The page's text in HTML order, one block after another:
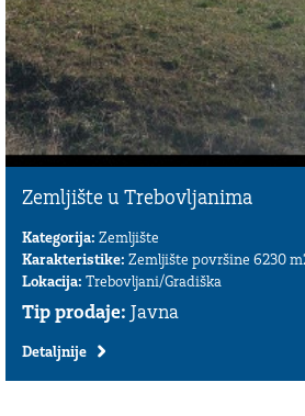
Zemljište u Trebovljanima
Kategorija: Zemljište
Karakteristike: Zemljište površine 6230
Lokacija: Trebovljani/Gradiška
Tip prodaje: Javna
Detaljnije